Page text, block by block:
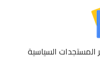
المستجدات السياسية